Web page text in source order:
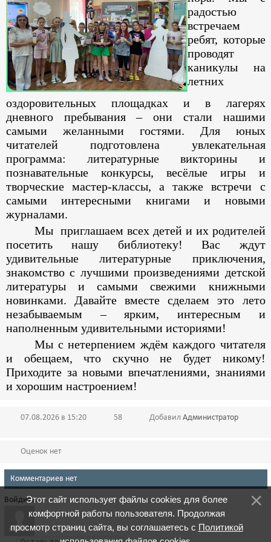
радостью
встречаем
ребят, которые
проводят
каникулы на
летних
оздоровительных площадках и в лагерях
дневного пребывания – они стали нашими
самыми желанными гостями. Для юных
читателей подготовлена увлекательная
программа: литературные викторины и
познавательные конкурсы, весёлые игры и
творческие мастер-классы, а также встречи с
самыми интересными книгами и новыми
журналами.
Мы приглашаем всех детей и их родителей
посетить нашу библиотеку! Вас ждут
удивительные литературные приключения,
знакомство с лучшими произведениями детской
литературы и самыми свежими книжными
новинками. Давайте вместе сделаем это лето
незабываемым – ярким, интересным и
наполненным удивительными историями!
Мы с нетерпением ждём каждого читателя
и обещаем, что скучно не будет никому!
Приходите за новыми впечатлениями, знаниями
и хорошим настроением!
07.08.2026 в 15:20 58 Добавил Администратор
Оценок нет
Комментариев нет
Войдите:Этот сайт использует файлы cookies для более
комфортной работы пользователя. Продолжая
просмотр страниц сайта, вы соглашаетесь с Политикой